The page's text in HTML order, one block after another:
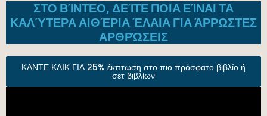
ΣΤΟ ΒΊΝΤΕΟ, ΔΕΊΤΕ ΠΟΙΑ ΕΊΝΑΙ ΤΑ
ΚΑΛΎΤΕΡΑ ΑΙΘΈΡΙΑ ΈΛΑΙΑ ΓΙΑ ΆΡΡΩΣΤΕΣ
ΑΡΘΡΏΣΕΙΣ
ΚΑΝΤΕ ΚΛΙΚ ΓΙΑ 25% έκπτωση στο πιο πρόσφατο βιβλίο ή
σετ βιβλίων